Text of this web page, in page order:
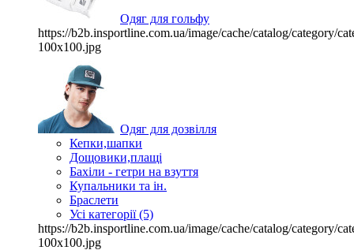
Одяг для гольфу
https://b2b.insportline.com.ua/image/cache/catalog/category/
100x100.jpg
Одяг для дозвілля
Кепки,шапки
Дощовики,плащі
Бахіли - гетри на взуття
Купальники та ін.
Браслети
Усі категорії (5)
https://b2b.insportline.com.ua/image/cache/catalog/category/
100x100.jpg